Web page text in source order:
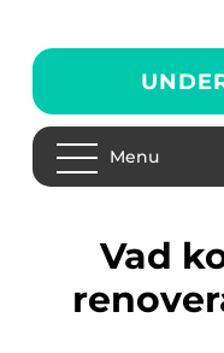
Menu
Vad kostar det att